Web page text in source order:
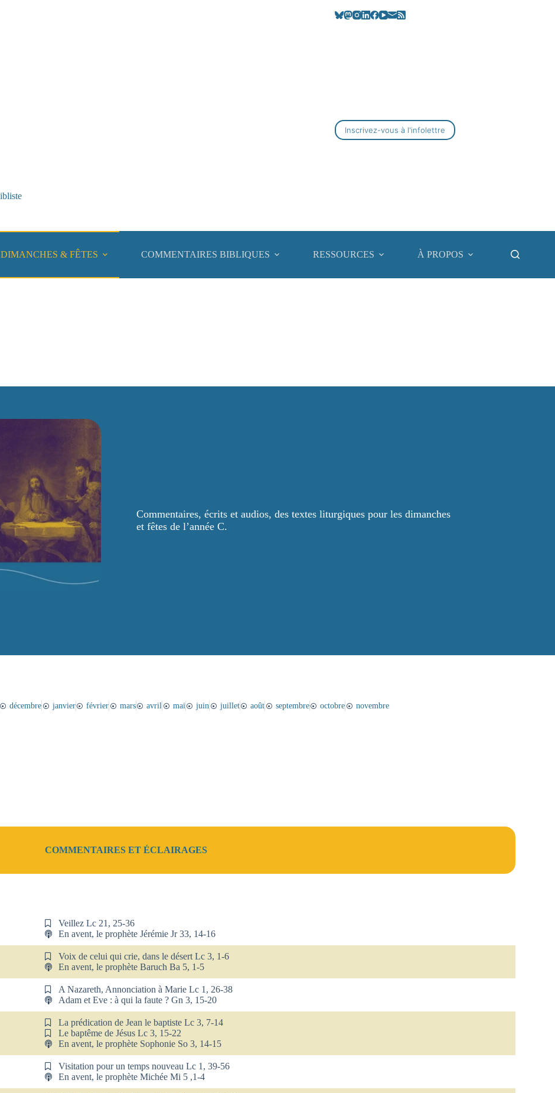
Inscrivez-vous à l'infolettre
DIMANCHES & FÊTES COMMENTAIRES BIBLIQUES RESSOURCES À PROPOS
Commentaires, écrits et audios, des textes liturgiques pour les dimanches
et fêtes de l’année C.
décembre janvier février mars avril mai juin juillet août septembre octobre novembre
COMMENTAIRES ET ÉCLAIRAGES
Veillez Lc 21, 25-36
En avent, le prophète Jérémie Jr 33, 14-16
Voix de celui qui crie, dans le désert Lc 3, 1-6
En avent, le prophète Baruch Ba 5, 1-5
A Nazareth, Annonciation à Marie Lc 1, 26-38
Adam et Eve : à qui la faute ? Gn 3, 15-20
La prédication de Jean le baptiste Lc 3, 7-14
Le baptême de Jésus Lc 3, 15-22
En avent, le prophète Sophonie So 3, 14-15
Visitation pour un temps nouveau Lc 1, 39-56
En avent, le prophète Michée Mi 5 ,1-4